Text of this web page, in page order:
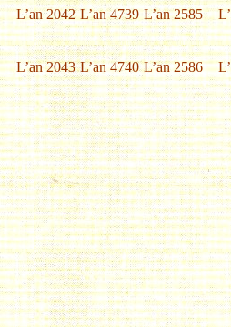
L’an 2042 L’an 4739 L’an 2585
L’an 2043 L’an 4740 L’an 2586